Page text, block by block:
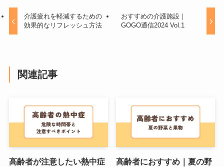
介護疲れを軽減するための
効果的なリフレッシュ方法
おすすめの介護施設｜
GOGO通信2024 Vol.1
関連記事
高齢者が注意したい熱中症
高齢者におすすめ｜夏の野